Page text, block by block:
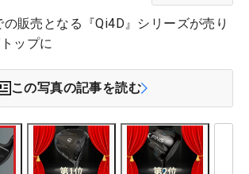
の販売となる『Qi4D』シリーズが売り
ップに
この写真の記事を読む